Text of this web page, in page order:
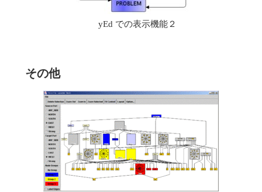
yEd での表示機能２
その他